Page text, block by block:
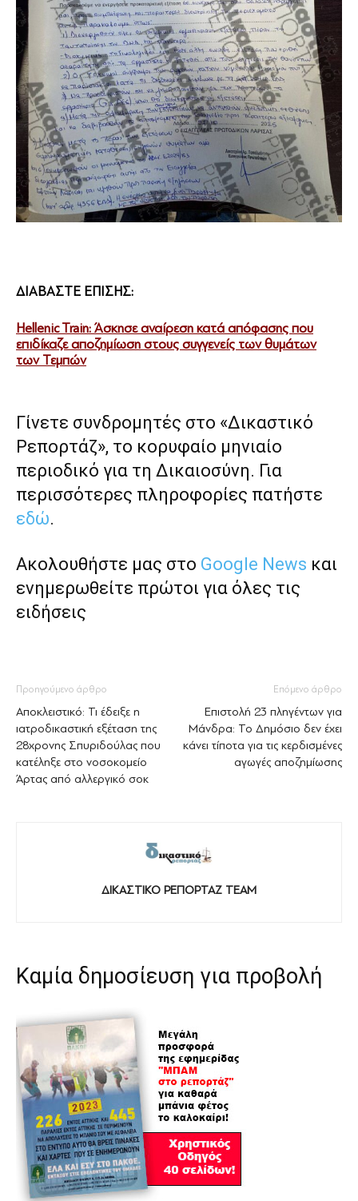
ΔΙΑΒΑΣΤΕ ΕΠΙΣΗΣ:
Hellenic Train: Άσκησε αναίρεση κατά απόφασης που
επιδίκαζε αποζημίωση στους συγγενείς των θυμάτων
των Τεμπών
Γίνετε συνδρομητές στο «Δικαστικό
Ρεπορτάζ», το κορυφαίο μηνιαίο
περιοδικό για τη Δικαιοσύνη. Για
περισσότερες πληροφορίες πατήστε
εδώ.
Ακολουθήστε μας στο Google News και
ενημερωθείτε πρώτοι για όλες τις
ειδήσεις
Προηγούμενο άρθρο
Αποκλειστικό: Τι έδειξε η
ιατροδικαστική εξέταση της
28χρονης Σπυριδούλας που
κατέληξε στο νοσοκομείο
Άρτας από αλλεργικό σοκ
Επόμενο άρθρο
Επιστολή 23 πληγέντων για
Μάνδρα: Το Δημόσιο δεν έχει
κάνει τίποτα για τις κερδισμένες
αγωγές αποζημίωσης
ΔΙΚΑΣΤΙΚΟ ΡΕΠΟΡΤΑΖ TEAM
Καμία δημοσίευση για προβολή